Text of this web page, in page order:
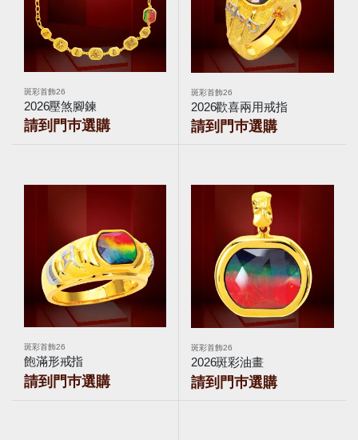
斑彩首飾26
2026壓煞腳鍊
請到門巿選購
斑彩首飾26
2026歡喜兩用戒指
請到門巿選購
斑彩首飾26
飽滿形戒指
請到門巿選購
斑彩首飾26
2026斑彩油畫
請到門巿選購